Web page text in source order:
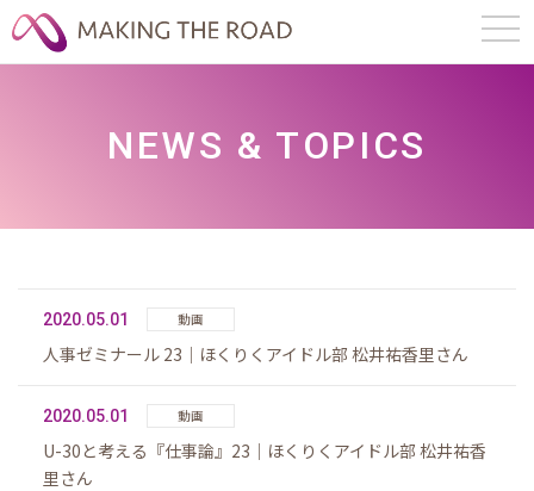
NEWS & TOPICS
2020.05.01 動画
人事ゼミナール 23｜ほくりくアイドル部 松井祐香里さん
2020.05.01 動画
U-30と考える『仕事論』23｜ほくりくアイドル部 松井祐香
里さん